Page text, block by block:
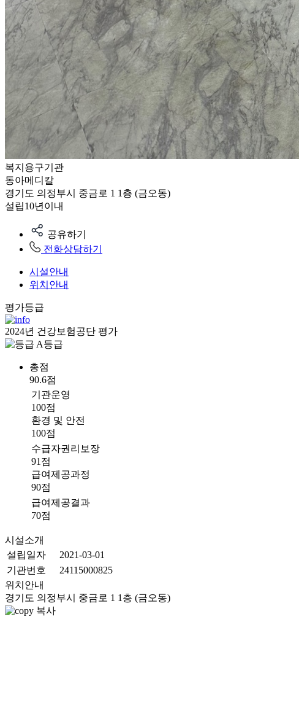
복지용구기관
동아메디칼
경기도 의정부시 중금로 1 1층 (금오동)
설립10년이내
공유하기
전화상담하기
시설안내
위치안내
평가등급
2024년 건강보험공단 평가
A등급
총점
90.6점
기관운영
100점
환경 및 안전
100점
수급자권리보장
91점
급여제공과정
90점
급여제공결과
70점
시설소개
설립일자
2021-03-01
기관번호
24115000825
위치안내
경기도 의정부시 중금로 1 1층 (금오동)
복사